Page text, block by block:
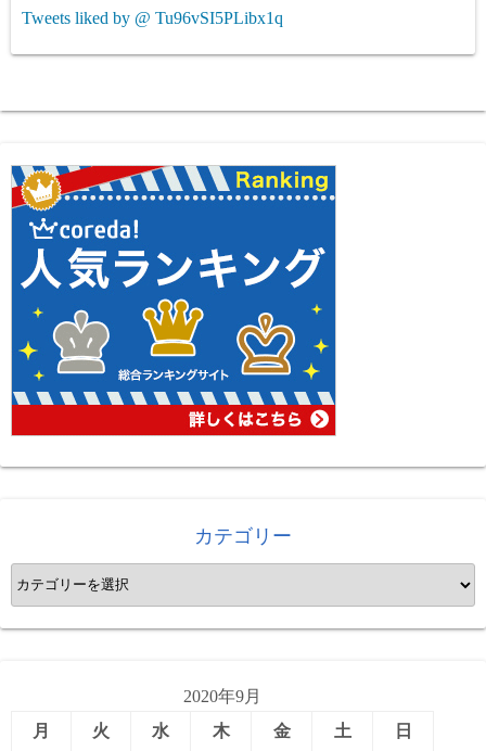
Tweets liked by @ Tu96vSI5PLibx1q
カテゴリー
カ
テ
ゴ
2020年9月
月
火 水 木 金 土 日